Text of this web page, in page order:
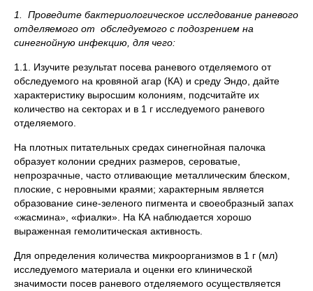
1. Проведите бактериологическое исследование раневого
отделяемого от обследуемого с подозрением на
синегнойную инфекцию, для чего:
1.1. Изучите результат посева раневого отделяемого от
обследуемого на кровяной агар (КА) и среду Эндо, дайте
характеристику выросшим колониям, подсчитайте их
количество на секторах и в 1 г исследуемого раневого
отделяемого.
На плотных питательных средах синегнойная палочка
образует колонии средних размеров, сероватые,
непрозрачные, часто отливающие металлическим блеском,
плоские, с неровными краями; характерным является
образование сине-зеленого пигмента и своеобразный запах
«жасмина», «фиалки». На КА наблюдается хорошо
выраженная гемолитическая активность.
Для определения количества микроорганизмов в 1 г (мл)
исследуемого материала и оценки его клинической
значимости посев раневого отделяемого осуществляется